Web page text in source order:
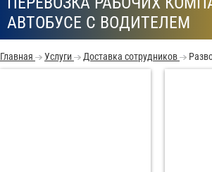
АВТОБУСЕ С ВОДИТЕЛЕМ
Главная Услуги Доставка сотрудников